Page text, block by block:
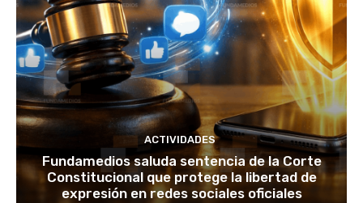
ACTIVIDADES
Fundamedios saluda sentencia de la Corte
Constitucional que protege la libertad de
expresión en redes sociales oficiales